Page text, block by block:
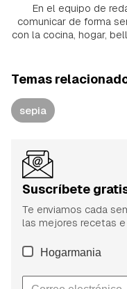
En el equipo de
comunicar de forma
con la cocina, hogar,
Temas
sepia
Suscríbete
Te enviamos cada
las mejores recetas e
Hogarmania